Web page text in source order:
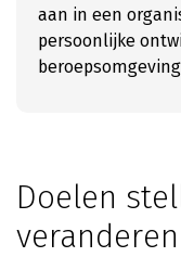
aan in een
persoonlijke
Doelen
veranderen